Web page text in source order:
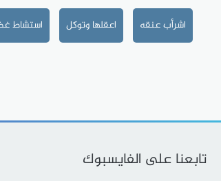
اشرأب عنقه اعقلها وتوكل استشاط
تابعنا على الفايسبوك